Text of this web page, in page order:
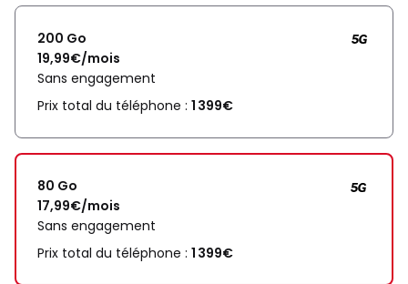
200 Go
19,99€/mois
Sans engagement
Prix total du téléphone : 1 399€
80 Go
17,99€/mois
Sans engagement
Prix total du téléphone : 1 399€